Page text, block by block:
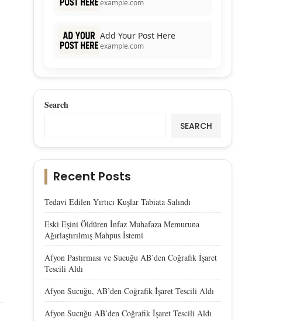
example.com
Add Your Post Here
example.com
Search
SEARCH
Recent Posts
Tedavi Edilen Yırtıcı Kuşlar Tabiata Salındı
Eski Eşini Öldüren İnfaz Muhafaza Memuruna
Ağırlaştırılmış Mahpus İstemi
Afyon Pastırması ve Sucuğu AB’den Coğrafik İşaret
Tescili Aldı
Afyon Sucuğu, AB’den Coğrafik İşaret Tescili Aldı
Afyon Sucuğu AB’den Coğrafik İşaret Tescili Aldı